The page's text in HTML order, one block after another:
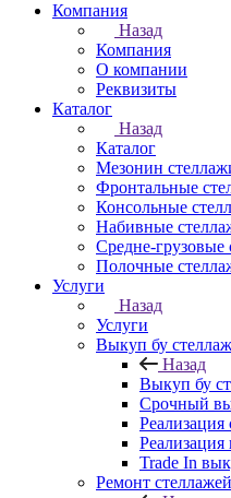
Компания
Назад
Компания
О компании
Реквизиты
Каталог
Назад
Каталог
Мезонин
Фронтальные
Консольные
Набивные
Средне-грузовые
Полочные
Услуги
Назад
Услуги
Выкуп бу
Назад
Выкуп бу
Срочный
Реализация
Реализация
Trade In
Ремонт стеллажей